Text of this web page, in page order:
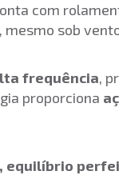
com
, mesmo sob
frequência,
proporciona
equilíbrio